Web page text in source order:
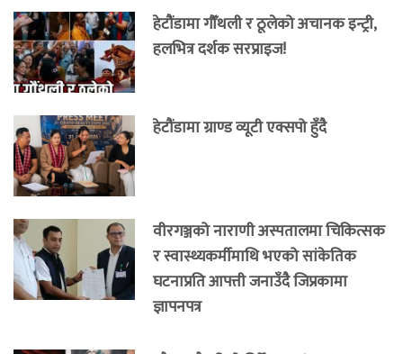
हेटौंडामा गौँथली र ठूलेको अचानक इन्ट्री,
हलभित्र दर्शक सरप्राइज!
हेटौंडामा ग्राण्ड व्यूटी एक्सपो हुँदै
वीरगञ्जको नाराणी अस्पतालमा चिकित्सक
र स्वास्थ्यकर्मीमाथि भएको सांकेतिक
घटनाप्रति आपत्ती जनाउँदै जिप्रकामा
ज्ञापनपत्र